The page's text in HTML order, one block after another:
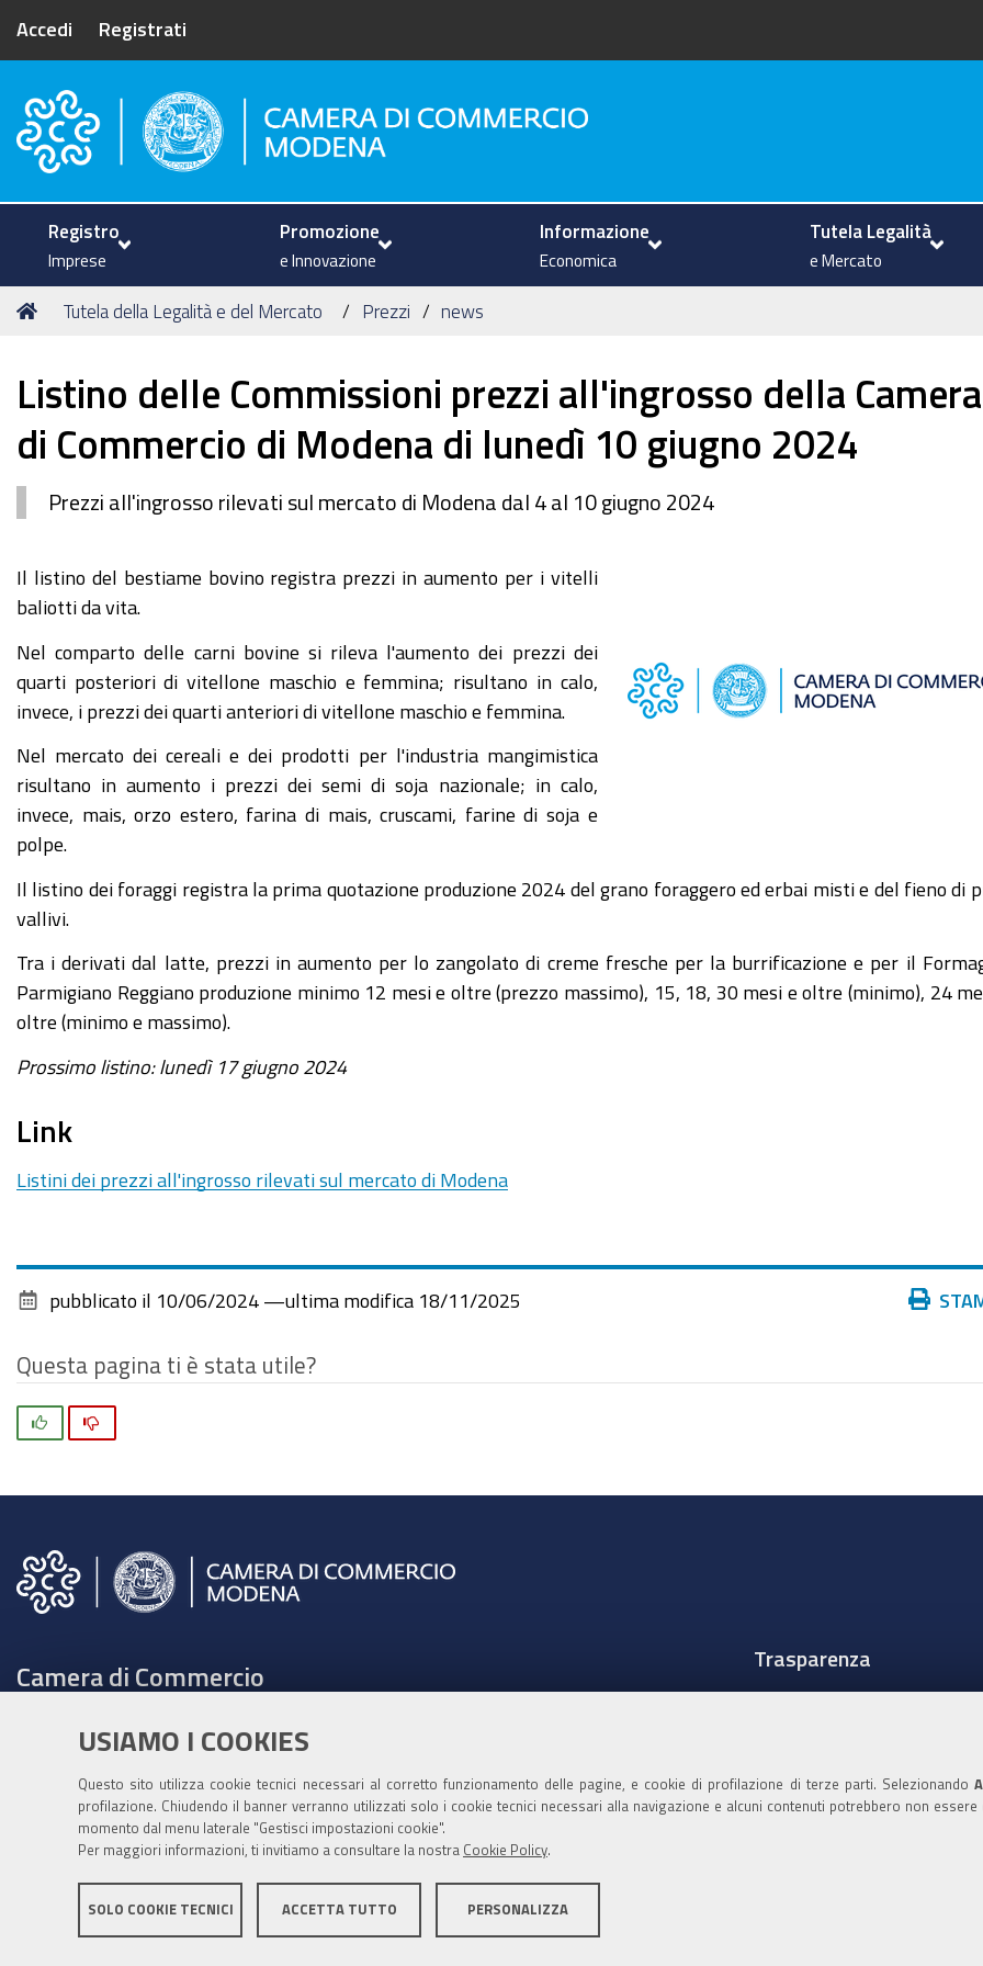
USIAMO I COOKIES
Questo sito utilizza cookie tecnici necessari al corretto funzionamento delle pagine, e cookie di profilazione di terze parti. Selezionando
profilazione. Chiudendo il banner verranno utilizzati solo i cookie tecnici necessari alla navigazione e alcuni contenuti potrebbero non
momento dal menu laterale "Gestisci impostazioni cookie".
Per maggiori informazioni, ti invitiamo a consultare la nostra Cookie Policy
SOLO COOKIE TECNICI ACCETTA TUTTO PERSONALIZZA
Accedi Registrati
Camera di Commercio di Modena
Registro
Imprese
Promozione
e Innovazione
Informazione
Economica
Tutela Legalità
e Mercato
Tu
Home
Tutela della Legalità e del Mercato Prezzi news
Listino delle Commissioni prezzi all'ingrosso della Camera
di Commercio di Modena di lunedì 10 giugno 2024
Prezzi all'ingrosso rilevati sul mercato di Modena dal 4 al 10 giugno 2024
Il listino del bestiame bovino registra prezzi in aumento per i vitelli
baliotti da vita.
Nel comparto delle carni bovine si rileva l'aumento dei prezzi dei
quarti posteriori di vitellone maschio e femmina; risultano in calo,
invece, i prezzi dei quarti anteriori di vitellone maschio e femmina.
Nel mercato dei cereali e dei prodotti per l'industria mangimistica
risultano in aumento i prezzi dei semi di soja nazionale; in calo,
invece, mais, orzo estero, farina di mais, cruscami, farine di soja e
polpe.
Il listino dei foraggi registra la prima quotazione produzione 2024 del grano foraggero ed erbai misti e del fieno di
vallivi.
Tra i derivati dal latte, prezzi in aumento per lo zangolato di creme fresche per la burrificazione e per il
Parmigiano Reggiano produzione minimo 12 mesi e oltre (prezzo massimo), 15, 18, 30 mesi e oltre (minimo), 24
oltre (minimo e massimo).
Prossimo listino: lunedì 17 giugno 2024
Link
Listini dei prezzi all'ingrosso rilevati sul mercato di Modena
Azioni
pubblicato il 10/06/2024 —ultima modifica 18/11/2025
Questa pagina ti è stata utile?
Camera di Commercio
Tel. 059208111 -URP
Contabilità speciale Banca d'Italia:
IT75Q 01000 04306 TU00 0001 3855
Fatt. elettronica - Cod. univoco: XECKYI
cameradicommercio@mo.legalmail.camcom.it
Trasparenza
Pubblicità Legale